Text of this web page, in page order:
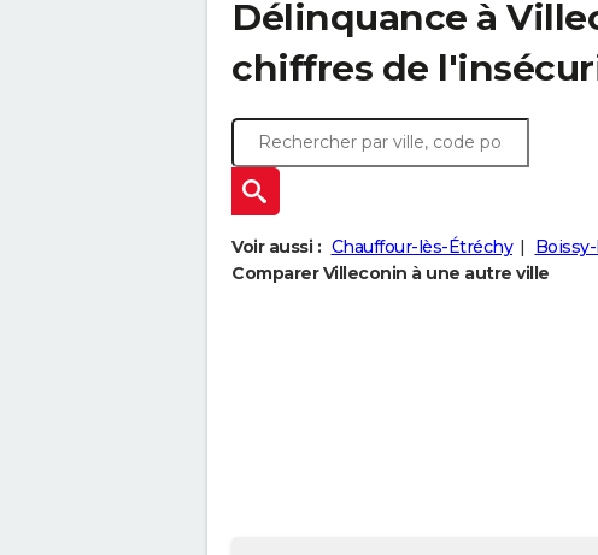
Délinquance à
chiffres de
Voir aussi : Chauffour-lès-Étréchy
Comparer Villeconin à une autre ville